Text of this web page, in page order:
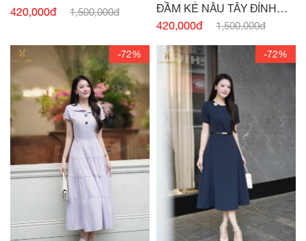
HAI TÚI
420,000đ 1,500,000đ
ĐẦM KẺ NÂU TÂY ĐÍNH
CÚC
420,000đ 1,500,000đ
-72% -72%